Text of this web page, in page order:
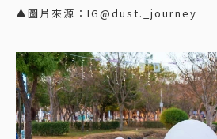
▲圖片來源：IG@dust._journey